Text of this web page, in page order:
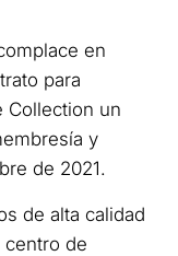
en
para
Collection un
y
de 2021.
de alta calidad
centro de